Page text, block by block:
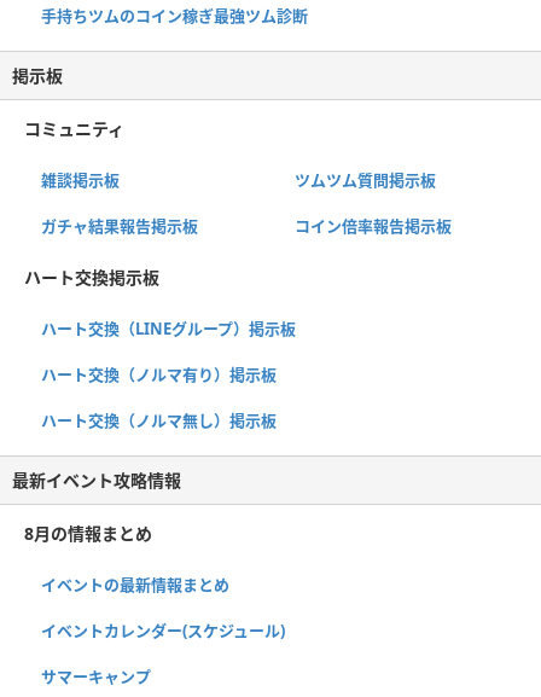
手持ちツムのコイン稼ぎ最強ツム診断
掲示板
コミュニティ
雑談掲示板 ツムツム質問掲示板
ガチャ結果報告掲示板 コイン倍率報告掲示板
ハート交換掲示板
ハート交換（LINEグループ）掲示板
ハート交換（ノルマ有り）掲示板
ハート交換（ノルマ無し）掲示板
最新イベント攻略情報
8月の情報まとめ
イベントの最新情報まとめ
イベントカレンダー(スケジュール)
サマーキャンプ